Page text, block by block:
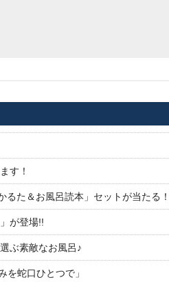
す！
るた＆お風呂読本」セットが当たる！
が登場!!
ぶ素敵なお風呂♪
蛇口ひとつで」